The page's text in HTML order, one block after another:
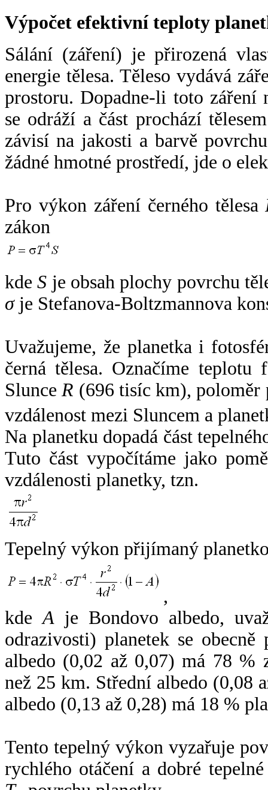
Výpočet efektivní teploty
Sálání (záření) je přirozená
energie tělesa. Těleso vydává
prostoru. Dopadne-li toto záření
se odráží a část prochází
závisí na jakosti a barvě
žádné hmotné prostředí, jde o
Pro výkon záření černého tělesa
zákon
kdeS je obsah plochy povrchu
σje Stefanova-Boltzmannova
Uvažujeme, že planetka i
černá tělesa. Označíme
SlunceR (696 tisíc km),
vzdálenost mezi Sluncem a
Na planetku dopadá část
Tuto část vypočítáme jako
vzdálenosti planetky, tzn.
Tepelný výkon přijímaný
,
kdeA je Bondovo albedo,
odrazivosti) planetek se
albedo (0,02 až 0,07) má 78 %
než 25 km. Střední albedo (0,08
albedo (0,13 až 0,28) má 18 %
Tento tepelný výkon vyzařuje
rychlého otáčení a dobré